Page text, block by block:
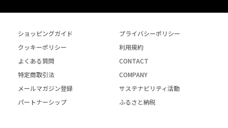
ショッピングガイド
プライバシーポリシー
クッキーポリシー
利用規約
よくある質問
CONTACT
特定商取引法
COMPANY
メールマガジン登録
サステナビリティ活動
パートナーシップ
ふるさと納税